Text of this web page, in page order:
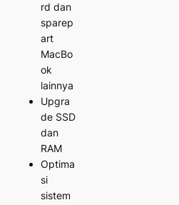
rd dan
sparep
art
MacBo
ok
lainnya
Upgra
de SSD
dan
RAM
Optima
si
sistem